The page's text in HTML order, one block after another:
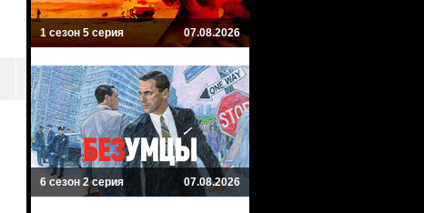
1 сезон 5 серия 07.08.2026
6 сезон 2 серия 07.08.2026